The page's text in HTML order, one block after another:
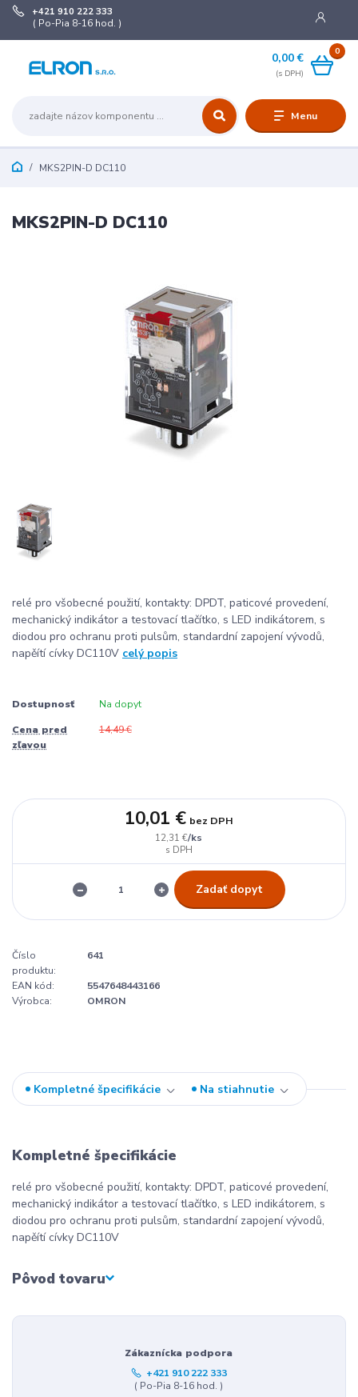
Menu
+421 910 222 333
( Po-Pia 8-16 hod. )
0
0,00 €
MKS2PIN-D DC110
MKS2PIN-D DC110
relé pro všobecné použití, kontakty: DPDT, paticové provedení,
mechanický indikátor a testovací tlačítko, s LED indikátorem, s
diodou pro ochranu proti pulsům, standardní zapojení vývodů,
napěítí cívky DC110V celý popis
Dostupnosť Na dopyt
Cena pred
zľavou
14,49 €
12,31 €/ks
10,01 € bez DPH
Zadať dopyt
Číslo
produktu:
641
EAN kód:
5547648443166
Výrobca:
OMRON
Kompletné špecifikácie Na stiahnutie
Kompletné špecifikácie
relé pro všobecné použití, kontakty: DPDT, paticové provedení,
mechanický indikátor a testovací tlačítko, s LED indikátorem, s
diodou pro ochranu proti pulsům, standardní zapojení vývodů,
napěítí cívky DC110V
Pôvod tovaru
Zákaznícka podpora
+421 910 222 333
( Po-Pia 8-16 hod. )